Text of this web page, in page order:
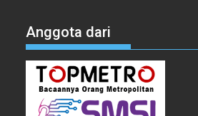
Anggota dari